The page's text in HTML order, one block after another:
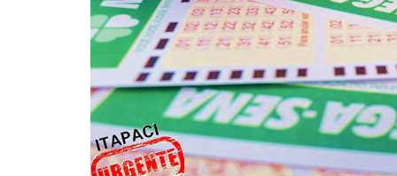
Ipiranga de Goiás
Itaberaí
Itaguaru
Itapuranga
Jaraguá
Jardim Paulista